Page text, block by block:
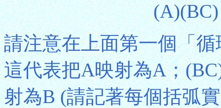
請注意在上面第一個「
這代表把A映射為A；
射為B (請記著每個括弧